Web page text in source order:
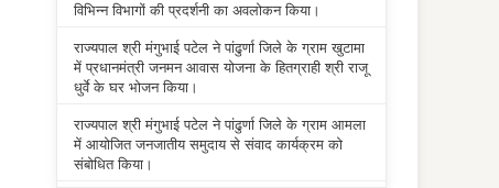
विभिन्न विभागों की प्रदर्शनी का अवलोकन किया।
राज्यपाल श्री मंगुभाई पटेल ने पांढुर्णा जिले के ग्राम खुटामा
में प्रधानमंत्री जनमन आवास योजना के हितग्राही श्री राजू
धुर्वे के घर भोजन किया।
राज्यपाल श्री मंगुभाई पटेल ने पांढुर्णा जिले के ग्राम आमला
में आयोजित जनजातीय समुदाय से संवाद कार्यक्रम को
संबोधित किया।